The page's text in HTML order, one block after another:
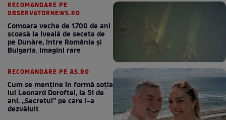
RECOMANDARE PE
OBSERVATORNEWS.RO
Comoara veche de 1.700 de ani
scoasă la iveală de seceta de
pe Dunăre, între România şi
Bulgaria. Imagini rare
RECOMANDARE PE AS.RO
Cum se menţine în formă soţia
lui Leonard Doroftei, la 51 de
ani. „Secretul” pe care l-a
dezvăluit